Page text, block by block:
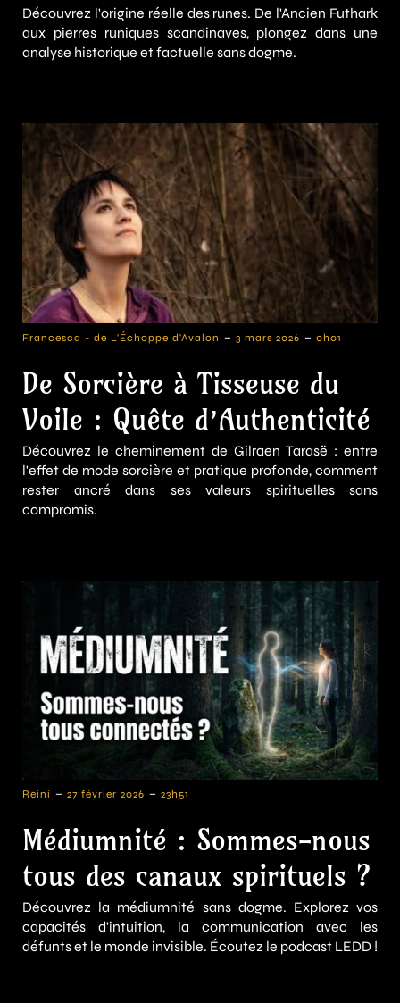
Découvrez l'origine réelle des runes. De l'Ancien Futhark
aux pierres runiques scandinaves, plongez dans une
analyse historique et factuelle sans dogme.
Francesca - de L'Échoppe d'Avalon - 3 mars 2026 - 0h01
De Sorcière à Tisseuse du
Voile : Quête d’Authenticité
Découvrez le cheminement de Gilraen Tarasë : entre
l'effet de mode sorcière et pratique profonde, comment
rester ancré dans ses valeurs spirituelles sans
compromis.
Reini - 27 février 2026 - 23h51
Médiumnité : Sommes-nous
tous des canaux spirituels ?
Découvrez la médiumnité sans dogme. Explorez vos
capacités d'intuition, la communication avec les
défunts et le monde invisible. Écoutez le podcast LEDD !